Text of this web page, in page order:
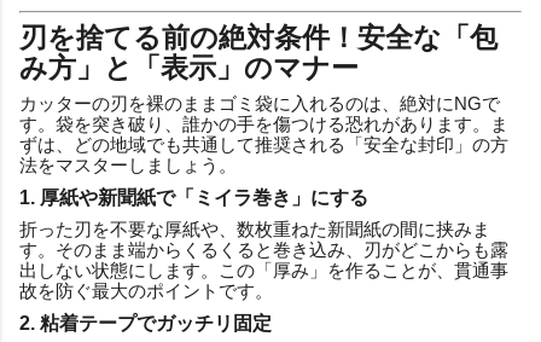
刃を捨てる前の絶対条件！安全な「包
み方」と「表示」のマナー
カッターの刃を裸のままゴミ袋に入れるのは、絶対にNGで
す。袋を突き破り、誰かの手を傷つける恐れがあります。ま
ずは、どの地域でも共通して推奨される「安全な封印」の方
法をマスターしましょう。
1. 厚紙や新聞紙で「ミイラ巻き」にする
折った刃を不要な厚紙や、数枚重ねた新聞紙の間に挟みま
す。そのまま端からくるくると巻き込み、刃がどこからも露
出しない状態にします。この「厚み」を作ることが、貫通事
故を防ぐ最大のポイントです。
2. 粘着テープでガッチリ固定